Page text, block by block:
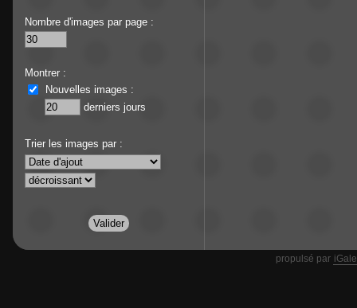
Nombre d'images par page :
Montrer :
Nouvelles images :
derniers jours
Trier les images par :
propulsé par